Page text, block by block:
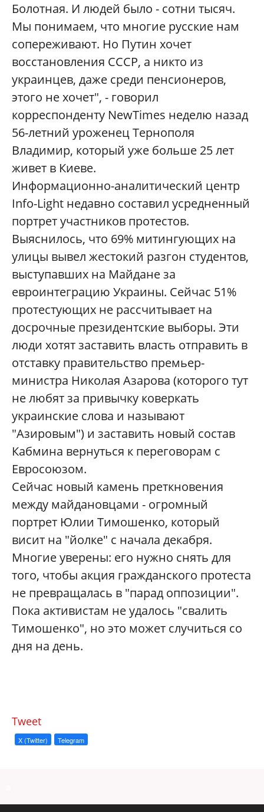
Болотная. И людей было - сотни тысяч.
Мы понимаем, что многие русские нам
сопереживают. Но Путин хочет
восстановления СССР, а никто из
украинцев, даже среди пенсионеров,
этого не хочет", - говорил
корреспонденту NewTimes неделю назад
56-летний уроженец Тернополя
Владимир, который уже больше 25 лет
живет в Киеве.
Информационно-аналитический центр
Info-Light недавно составил усредненный
портрет участников протестов.
Выяснилось, что 69% митингующих на
улицы вывел жестокий разгон студентов,
выступавших на Майдане за
евроинтеграцию Украины. Сейчас 51%
протестующих не рассчитывает на
досрочные президентские выборы. Эти
люди хотят заставить власть отправить в
отставку правительство премьер-
министра Николая Азарова (которого тут
не любят за привычку коверкать
украинские слова и называют
"Азировым") и заставить новый состав
Кабмина вернуться к переговорам с
Евросоюзом.
Сейчас новый камень преткновения
между майдановцами - огромный
портрет Юлии Тимошенко, который
висит на "йолке" с начала декабря.
Многие уверены: его нужно снять для
того, чтобы акция гражданского протеста
не превращалась в "парад оппозиции".
Пока активистам не удалось "свалить
Тимошенко", но это может случиться со
дня на день.
Tweet
X (Twitter) Telegram